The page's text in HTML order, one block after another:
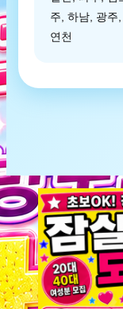
주, 하남, 광주
연천